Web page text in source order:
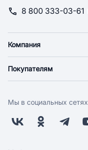
8 800 333-03-61
Компания
Новости
Поставщикам
Заводчикам
Покупателям
Оплата
Бонусная программа
Мы в социальных сетях